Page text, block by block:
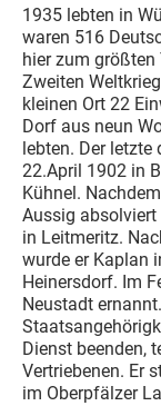
1935 lebten in
waren 516
hier zum größten
Zweiten
kleinen Ort 22
Dorf aus neun
lebten. Der
22.April 1902 in
Kühnel.
Aussig absolviert
in Leitmeritz.
wurde er Kaplan
Heinersdorf. Im
Neustadt
Dienst beenden,
Vertriebenen. Er
im Oberpfälzer